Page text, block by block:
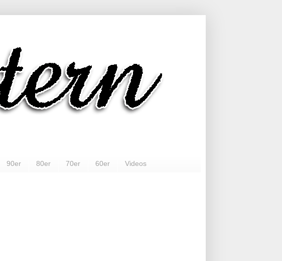
90er 80er 70er 60er Videos